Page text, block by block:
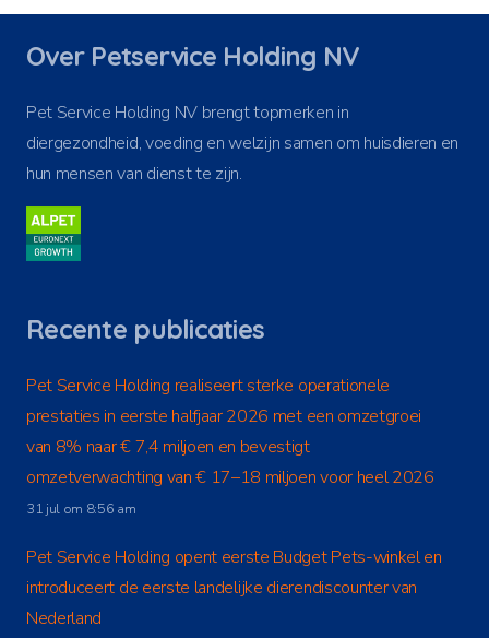
Over Petservice Holding NV
Pet Service Holding NV brengt topmerken in
diergezondheid, voeding en welzijn samen om huisdieren en
hun mensen van dienst te zijn.
Recente publicaties
Pet Service Holding realiseert sterke operationele
prestaties in eerste halfjaar 2026 met een omzetgroei
van 8% naar € 7,4 miljoen en bevestigt
omzetverwachting van € 17–18 miljoen voor heel 2026
31 jul om 8:56 am
Pet Service Holding opent eerste Budget Pets-winkel en
introduceert de eerste landelijke dierendiscounter van
Nederland